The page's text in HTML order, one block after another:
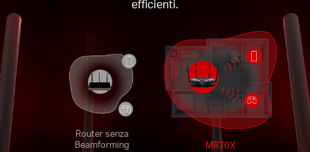
efficienti.
Router senza
Beamforming
MR70X